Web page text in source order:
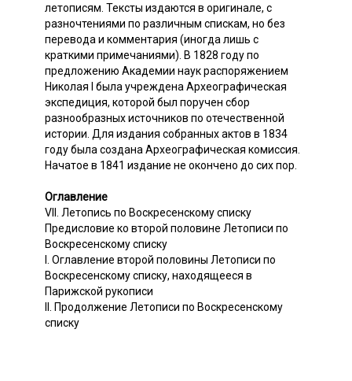
летописям. Тексты издаются в оригинале, с
разночтениями по различным спискам, но без
перевода и комментария (иногда лишь с
краткими примечаниями). В 1828 году по
предложению Академии наук распоряжением
Николая I была учреждена Археографическая
экспедиция, которой был поручен сбор
разнообразных источников по отечественной
истории. Для издания собранных актов в 1834
году была создана Археографическая комиссия.
Начатое в 1841 издание не окончено до сих пор.
Оглавление
VII. Летопись по Воскресенскому списку
Предисловие ко второй половине Летописи по
Воскресенскому списку
I. Оглавление второй половины Летописи по
Воскресенскому списку, находящееся в
Парижской рукописи
II. Продолжение Летописи по Воскресенскому
списку